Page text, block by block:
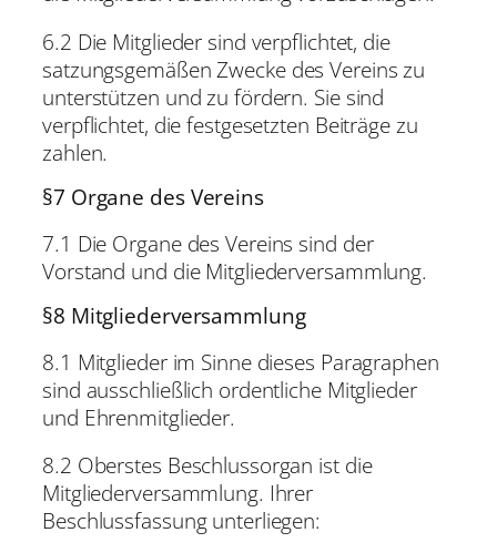
6.2 Die Mitglieder sind verpflichtet, die
satzungsgemäßen Zwecke des Vereins zu
unterstützen und zu fördern. Sie sind
verpflichtet, die festgesetzten Beiträge zu
zahlen.
§7 Organe des Vereins
7.1 Die Organe des Vereins sind der
Vorstand und die Mitgliederversammlung.
§8 Mitgliederversammlung
8.1 Mitglieder im Sinne dieses Paragraphen
sind ausschließlich ordentliche Mitglieder
und Ehrenmitglieder.
8.2 Oberstes Beschlussorgan ist die
Mitgliederversammlung. Ihrer
Beschlussfassung unterliegen: